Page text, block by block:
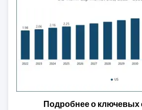
Подробнее о ключевых